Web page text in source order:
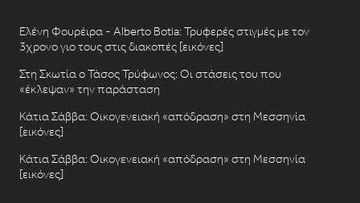
Ελένη Φουρέιρα - Alberto Botia: Τρυφερές στιγμές με τον
3χρονο γιο τους στις διακοπές [εικόνες]
Στη Σκωτία ο Τάσος Τρύφωνος: Οι στάσεις του που
«έκλεψαν» την παράσταση
Κάτια Σάββα: Οικογενειακή «απόδραση» στη Μεσσηνία
[εικόνες]
Κάτια Σάββα: Οικογενειακή «απόδραση» στη Μεσσηνία
[εικόνες]